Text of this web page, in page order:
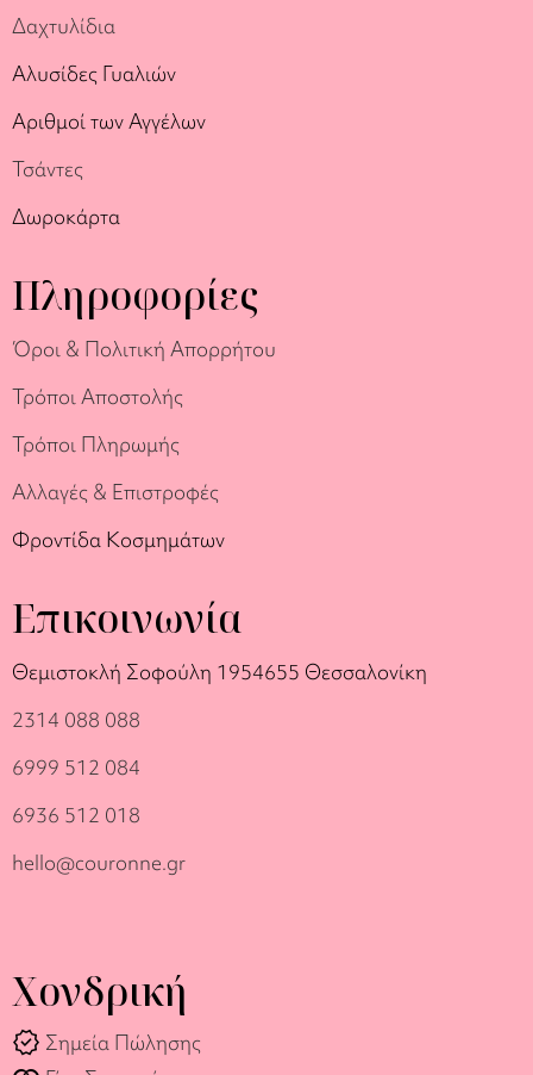
Δαχτυλίδια
Αλυσίδες Γυαλιών
Αριθμοί των Αγγέλων
Τσάντες
Δωροκάρτα
Πληροφορίες
Όροι & Πολιτική Απορρήτου
Τρόποι Αποστολής
Τρόποι Πληρωμής
Αλλαγές & Επιστροφές
Φροντίδα Κοσμημάτων
Επικοινωνία
Θεμιστοκλή Σοφούλη 1954655 Θεσσαλονίκη
2314 088 088
6999 512 084
6936 512 018
hello@couronne.gr
Χονδρική
verified Σημεία Πώλησης